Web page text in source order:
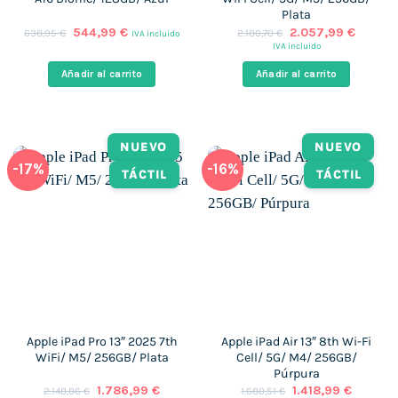
638,95€
El
era:
638,95 €.
544,99 €El
es:
544,99 €.
IVA incluido
Añadir al carrito
Plata
2.180,70€
El
precio
era:
2.180,70 €.
2.057,99 €El
IVA incluido
Añadir al carrito
-17%
NUEVO
TÁCTIL
Apple iPad Pro 13″ 2025 7th
WiFi/ M5/ 256GB/ Plata
2.148,86€ El
1.786,99 €El
-16%
NUEVO
TÁCTIL
Apple iPad Air 13″ 8th Wi-Fi
Cell/ 5G/ M4/ 256GB/
Púrpura
1.680,51€ El
1.418,99 €El